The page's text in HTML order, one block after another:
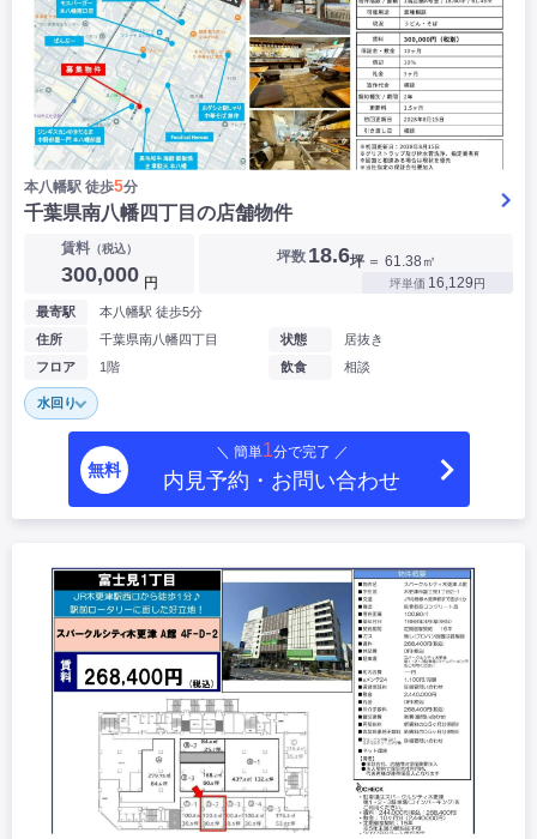
本八幡駅 徒歩5分
千葉県南八幡四丁目の店舗物件
賃料（税込）
300,000 円
坪数 18.6坪 ＝ 61.38㎡
坪単価 16,129円
最寄駅
本八幡駅 徒歩5分
住所
千葉県南八幡四丁目
フロア
1階
状態
居抜き
飲食
相談
水回り
無料
＼ 簡単1分で完了 ／
内見予約・お問い合わせ